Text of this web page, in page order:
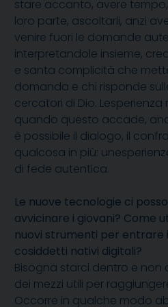
stare accanto, avere
loro parte, ascoltarli, anzi
venire fuori le domande
interpretandole insieme,
e santa complicità che
domanda e chi risponde
cercatori di Dio.
quando questo accade,
è possibile il dialogo, il
qualcosa in più:
di fede autentica.
Le nuove tecnologie ci
avvicinare i giovani? Come
nuovi strumenti per
cosiddetti nativi digitali?
Bisogna starci dentro e non
dei mezzi utili per
Occorre in qualche modo